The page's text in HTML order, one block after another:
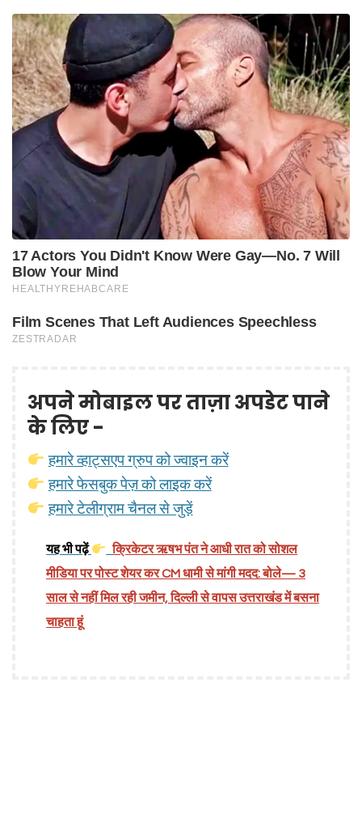
अपने मोबाइल पर ताज़ा अपडेट पाने
के लिए -
हमारे व्हाट्सएप ग्रुप को ज्वाइन करें
हमारे फेसबुक पेज़ को लाइक करें
हमारे टेलीग्राम चैनल से जुड़ें
यह भी पढ़ें
क्रिकेटर ऋषभ पंत ने आधी रात को सोशल
मीडिया पर पोस्ट शेयर कर CM धामी से मांगी मदद: बोले— 3
साल से नहीं मिल रही जमीन, दिल्ली से वापस उत्तराखंड में बसना
चाहता हूं